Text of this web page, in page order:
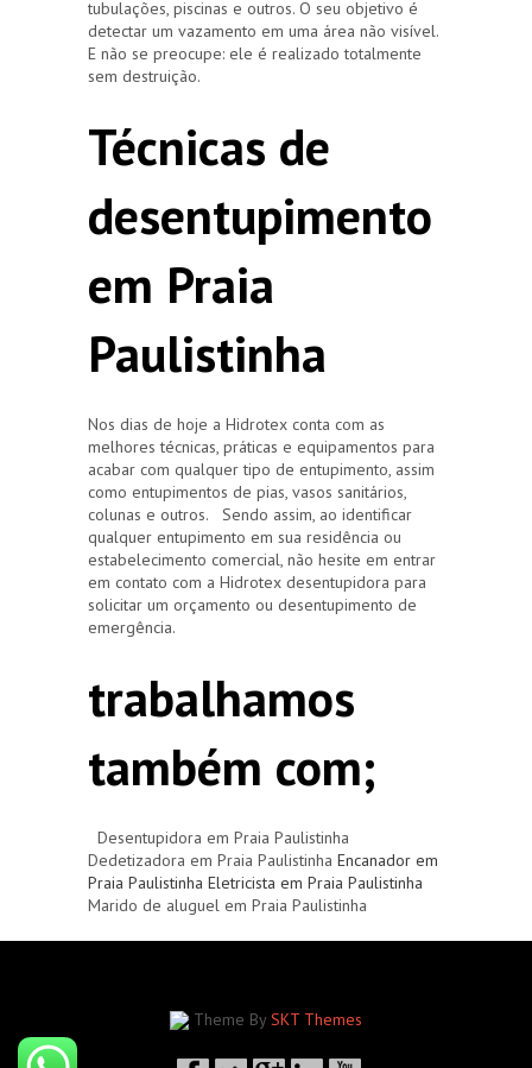
tubulações, piscinas e outros. O seu objetivo é
detectar um vazamento em uma área não visível.
E não se preocupe: ele é realizado totalmente
sem destruição.
Técnicas de
desentupimento
em Praia
Paulistinha
Nos dias de hoje a Hidrotex conta com as
melhores técnicas, práticas e equipamentos para
acabar com qualquer tipo de entupimento, assim
como entupimentos de pias, vasos sanitários,
colunas e outros. Sendo assim, ao identificar
qualquer entupimento em sua residência ou
estabelecimento comercial, não hesite em entrar
em contato com a Hidrotex desentupidora para
solicitar um orçamento ou desentupimento de
emergência.
trabalhamos
também com;
Desentupidora em Praia Paulistinha
Dedetizadora em Praia Paulistinha Encanador em
Praia Paulistinha Eletricista em Praia Paulistinha
Marido de aluguel em Praia Paulistinha
Theme By SKT Themes